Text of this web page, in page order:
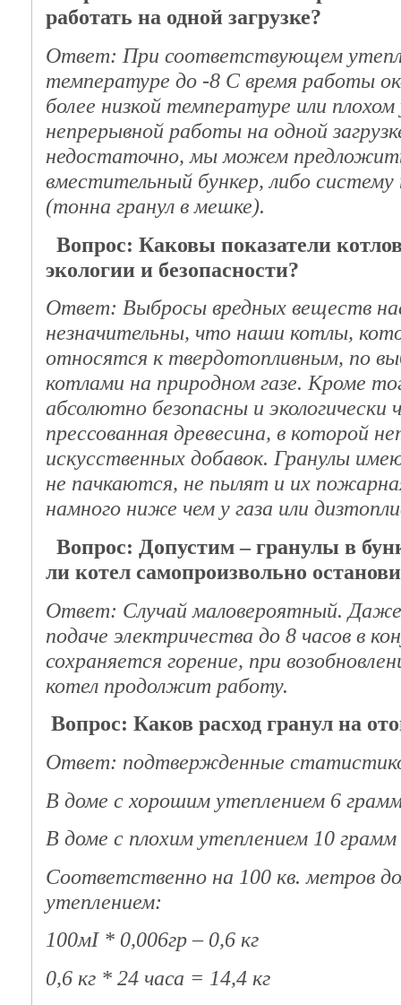
работать на одной загрузке?
Ответ: При соответствующем
температуре до -8 С время работы
более низкой температуре или
непрерывной работы на одной
недостаточно, мы можем
вместительный бункер, либо
(тонна гранул в мешке).
Вопрос: Каковы показатели
экологии и безопасности?
Ответ: Выбросы вредных веществ
незначительны, что наши котлы,
относятся к твердотопливным, по
котлами на природном газе. Кроме
абсолютно безопасны и
прессованная древесина, в которой
искусственных добавок. Гранулы
не пачкаются, не пылят и их
намного ниже чем у газа или
Вопрос: Допустим – гранулы в
ли котел самопроизвольно
Ответ: Случай маловероятный. Даже
подаче электричества до 8 часов в
сохраняется горение, при
котел продолжит работу.
Вопрос: Каков расход гранул на
Ответ: подтвержденные
В доме с хорошим утеплением 6
В доме с плохим утеплением 10
Соответственно на 100 кв. метров
утеплением:
100мІ * 0,006гр – 0,6 кг
0,6 кг * 24 часа = 14,4 кг